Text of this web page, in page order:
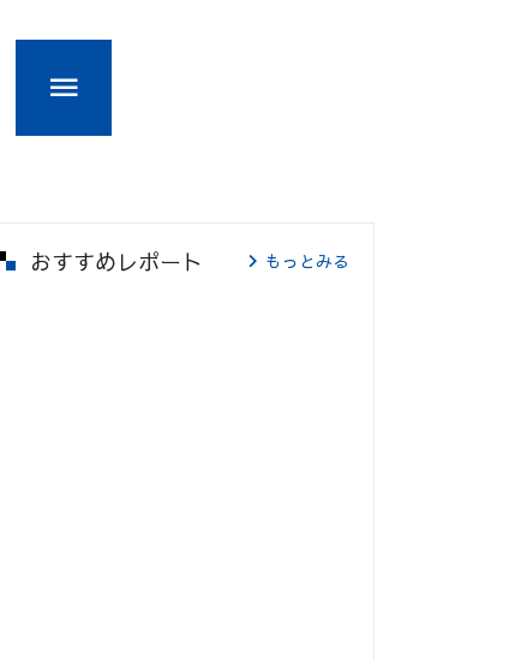
おすすめレポート もっとみる